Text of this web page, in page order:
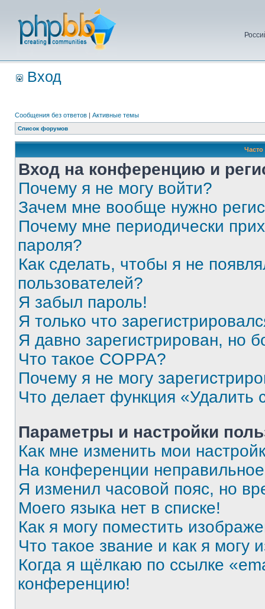
Вход
Сообщения без ответов | Активные темы
Список форумов
Вход на конференцию и
Почему я не могу войти?
Зачем мне вообще нужно
Почему мне периодически
пароля?
Как сделать, чтобы я не
пользователей?
Я забыл пароль!
Я только что
Я давно зарегистрирован, но
Что такое COPPA?
Почему я не могу
Что делает функция «Удалить
Параметры и настройки
Как мне изменить мои
На конференции
Я изменил часовой пояс, но
Моего языка нет в списке!
Как я могу поместить
Что такое звание и как я могу
Когда я щёлкаю по ссылке
конференцию!